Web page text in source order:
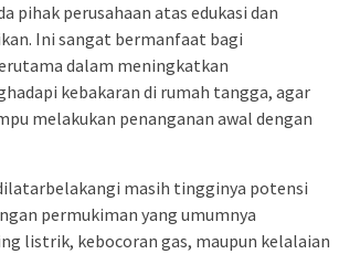
pihak perusahaan atas edukasi dan
Ini sangat bermanfaat bagi
dalam meningkatkan
kebakaran di rumah tangga, agar
melakukan penanganan awal dengan
masih tingginya potensi
permukiman yang umumnya
listrik, kebocoran gas, maupun kelalaian